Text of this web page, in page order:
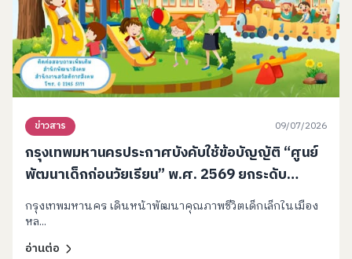
ข่าวสาร 09/07/2026
กรุงเทพมหานครประกาศบังคับใช้ข้อบัญญัติ “ศูนย์
พัฒนาเด็กก่อนวัยเรียน” พ.ศ. 2569 ยกระดับ
มาตรฐานการดูแลเด็กเมืองหลวง
กรุงเทพมหานคร เดินหน้าพัฒนาคุณภาพชีวิตเด็กเล็กในเมือง
หล...
อ่านต่อ